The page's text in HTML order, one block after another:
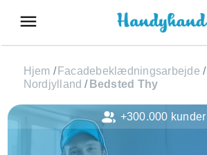
menu
Hjem / Facadebeklædningsarbejde /
Nordjylland / Bedsted Thy
+300.000 kunder